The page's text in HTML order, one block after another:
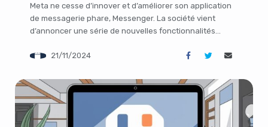
Meta ne cesse d’innover et d’améliorer son application
de messagerie phare, Messenger. La société vient
d’annoncer une série de nouvelles fonctionnalités
façon dont nous communiquons avec nos amis, notre
définition aux arrière-plans générés par l’IA, en passant
par la suppression […]
21/11/2024